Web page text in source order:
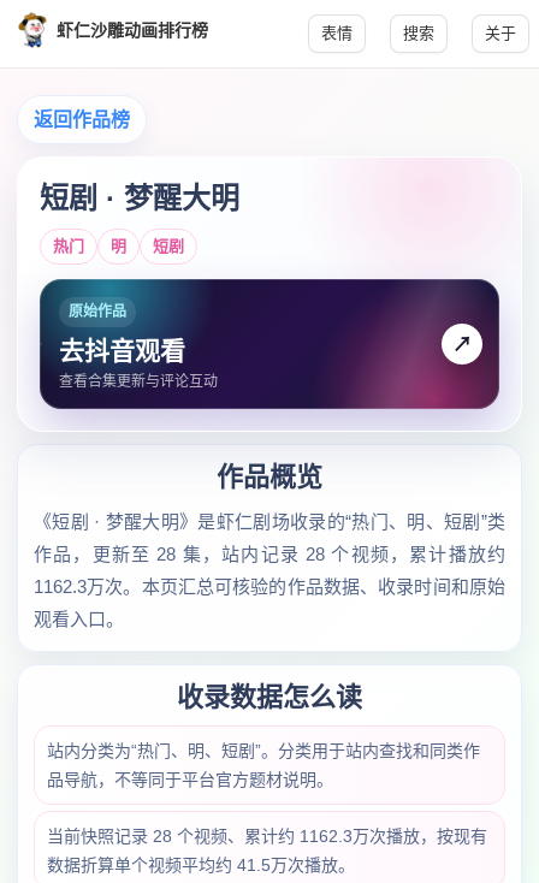
虾仁沙雕动画排行榜 表情 搜索 关于
返回作品榜
短剧 · 梦醒大明
热门 明 短剧
原始作品
去抖音观看
查看合集更新与评论互动
↗
作品概览
《短剧 · 梦醒大明》是虾仁剧场收录的“热门、明、短剧”类
作品，更新至 28 集，站内记录 28 个视频，累计播放约
1162.3万次。本页汇总可核验的作品数据、收录时间和原始
观看入口。
收录数据怎么读
站内分类为“热门、明、短剧”。分类用于站内查找和同类作
品导航，不等同于平台官方题材说明。
当前快照记录 28 个视频、累计约 1162.3万次播放，按现有
数据折算单个视频平均约 41.5万次播放。